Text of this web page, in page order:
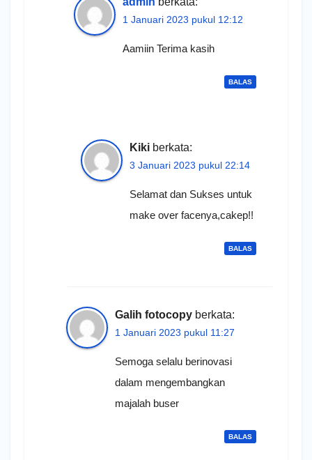
1 Januari 2023 pukul 12:12
Aamiin Terima kasih
BALAS
Kiki berkata:
3 Januari 2023 pukul 22:14
Selamat dan Sukses untuk
make over facenya,cakep!!
BALAS
Galih fotocopy berkata:
1 Januari 2023 pukul 11:27
Semoga selalu berinovasi
dalam mengembangkan
majalah buser
BALAS